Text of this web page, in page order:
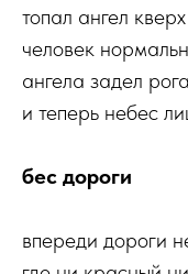
топал ангел
человек
ангела задел
и теперь небес
бес дороги
впереди дороги